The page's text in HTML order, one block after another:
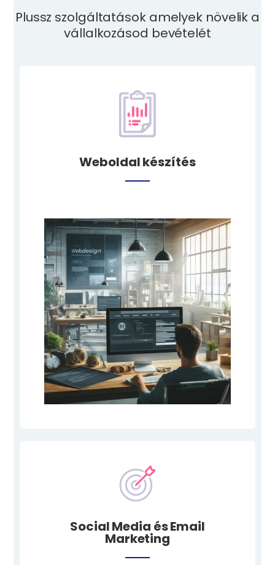
Plussz szolgáltatások amelyek növelik a
vállalkozásod bevételét
Weboldal készítés
Social Media és Email
Marketing